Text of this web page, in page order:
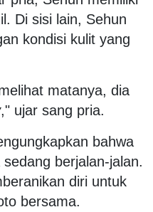
Di sisi lain, Sehun
kondisi kulit yang
matanya, dia
," ujar sang pria.
bahwa
berjalan-jalan.
diri untuk
bersama.